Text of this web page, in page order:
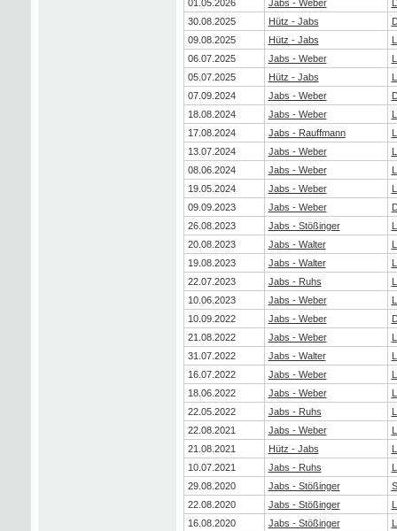
01.05.2026
Jabs - Weber
30.08.2025
Hütz - Jabs
09.08.2025
Hütz - Jabs
06.07.2025
Jabs - Weber
05.07.2025
Hütz - Jabs
07.09.2024
Jabs - Weber
18.08.2024
Jabs - Weber
17.08.2024
Jabs - Rauffmann
13.07.2024
Jabs - Weber
08.06.2024
Jabs - Weber
19.05.2024
Jabs - Weber
09.09.2023
Jabs - Weber
26.08.2023
Jabs - Stößinger
20.08.2023
Jabs - Walter
19.08.2023
Jabs - Walter
22.07.2023
Jabs - Ruhs
10.06.2023
Jabs - Weber
10.09.2022
Jabs - Weber
21.08.2022
Jabs - Weber
31.07.2022
Jabs - Walter
16.07.2022
Jabs - Weber
18.06.2022
Jabs - Weber
22.05.2022
Jabs - Ruhs
22.08.2021
Jabs - Weber
21.08.2021
Hütz - Jabs
10.07.2021
Jabs - Ruhs
29.08.2020
Jabs - Stößinger
22.08.2020
Jabs - Stößinger
16.08.2020
Jabs - Stößinger